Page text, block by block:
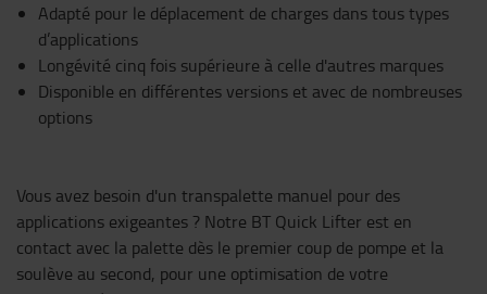
Adapté pour le déplacement de charges dans tous types
d’applications
Longévité cinq fois supérieure à celle d'autres marques
Disponible en différentes versions et avec de nombreuses
options
Vous avez besoin d'un transpalette manuel pour des
applications exigeantes ? Notre BT Quick Lifter est en
contact avec la palette dès le premier coup de pompe et la
soulève au second, pour une optimisation de votre